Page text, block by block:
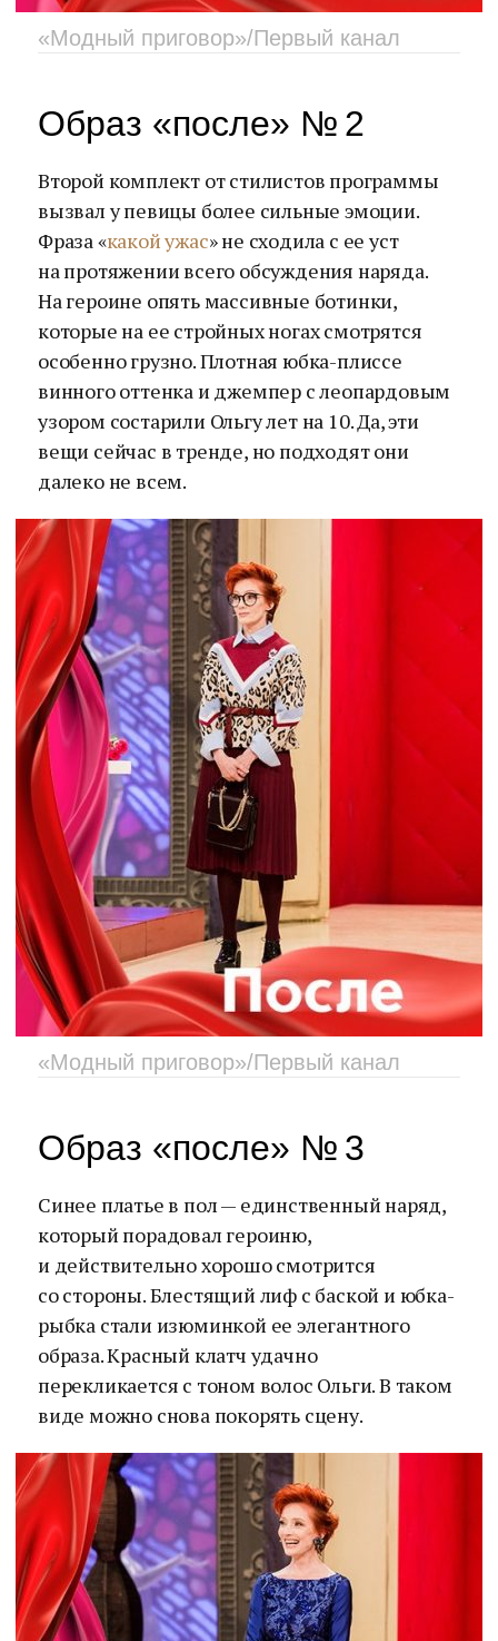
«Модный приговор»/Первый канал
Образ «после» № 2
Второй комплект от стилистов программы
вызвал у певицы более сильные эмоции.
Фраза «какой ужас» не сходила с ее уст
на протяжении всего обсуждения наряда.
На героине опять массивные ботинки,
которые на ее стройных ногах смотрятся
особенно грузно. Плотная юбка-плиссе
винного оттенка и джемпер с леопардовым
узором состарили Ольгу лет на 10. Да, эти
вещи сейчас в тренде, но подходят они
далеко не всем.
«Модный приговор»/Первый канал
Образ «после» № 3
Синее платье в пол — единственный наряд,
который порадовал героиню,
и действительно хорошо смотрится
со стороны. Блестящий лиф с баской и юбка-
рыбка стали изюминкой ее элегантного
образа. Красный клатч удачно
перекликается с тоном волос Ольги. В таком
виде можно снова покорять сцену.